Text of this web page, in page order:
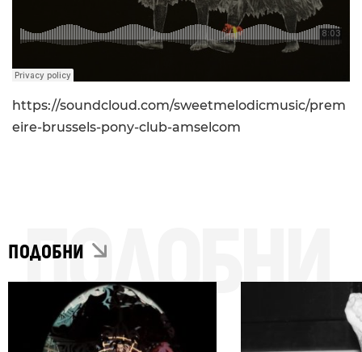
https://soundcloud.com/sweetmelodicmusic/prem
eire-brussels-pony-club-amselcom
ПОДОБНИ
ПОДОБНИ